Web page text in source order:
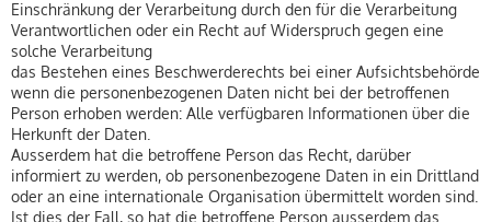
Einschränkung der Verarbeitung durch den für die Verarbeitung
Verantwortlichen oder ein Recht auf Widerspruch gegen eine
solche Verarbeitung
das Bestehen eines Beschwerderechts bei einer Aufsichtsbehörde
wenn die personenbezogenen Daten nicht bei der betroffenen
Person erhoben werden: Alle verfügbaren Informationen über die
Herkunft der Daten.
Ausserdem hat die betroffene Person das Recht, darüber
informiert zu werden, ob personenbezogene Daten in ein Drittland
oder an eine internationale Organisation übermittelt worden sind.
Ist dies der Fall, so hat die betroffene Person ausserdem das